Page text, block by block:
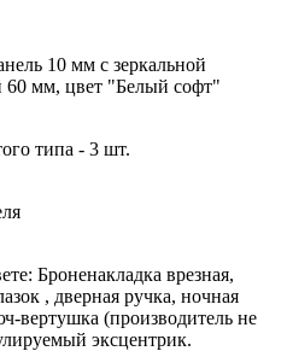
10 мм с зеркальной
60 мм, цвет "Белый софт"
типа - 3 шт.
Броненакладка врезная,
, дверная ручка, ночная
вертушка (производитель не
эксцентрик.